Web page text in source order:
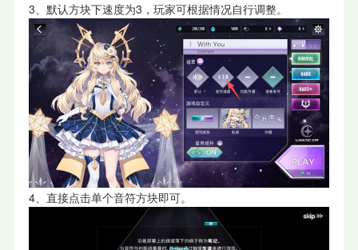
3、默认方块下速度为3，玩家可根据情况自行调整。
4、直接点击单个音符方块即可。